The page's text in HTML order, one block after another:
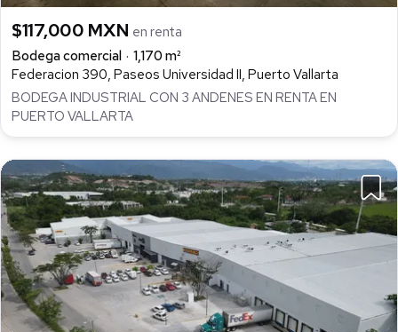
$117,000 MXN en renta
Bodega comercial
1,170 m²
Federacion 390, Paseos Universidad II, Puerto Vallarta
BODEGA INDUSTRIAL CON 3 ANDENES EN RENTA EN
PUERTO VALLARTA